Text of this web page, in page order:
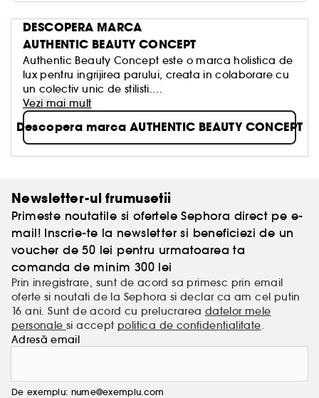
DESCOPERA MARCA
AUTHENTIC BEAUTY CONCEPT
Authentic Beauty Concept este o marca holistica de
lux pentru ingrijirea parului, creata in colaborare cu
un colectiv unic de stilisti.
Credem in ingrediente provenite din surse atent
selectionate si formule vegane (1), fara tensioactivi
sulfati(2)si fara siliconi. Credem ca frumusetea
autentica este naturala si simpla. Obiectivul consta
Frumusetea autentica a parului tau incepe aici!
(1)nu contine ingrediente de origine animala.
(2)pot fi prezente in mod obisnuit in componenta
produselor de baie.
Vezi mai mult
Descopera marca AUTHENTIC BEAUTY CONCEPT
Newsletter-ul frumusetii
Primeste noutatile si ofertele Sephora direct pe e-
mail! Inscrie-te la newsletter si beneficiezi de un
voucher de 50 lei pentru urmatoarea ta
comanda de minim 300 lei
Prin inregistrare, sunt de acord sa primesc prin email
oferte si noutati de la Sephora si declar ca am cel putin
16 ani. Sunt de acord cu prelucrarea datelor mele
personalesi accept politica de confidentialitate.
Adresă email
De exemplu: nume@exemplu.com